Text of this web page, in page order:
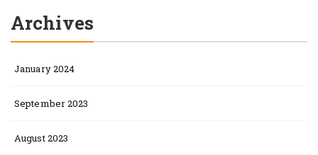
Archives
January 2024
September 2023
August 2023